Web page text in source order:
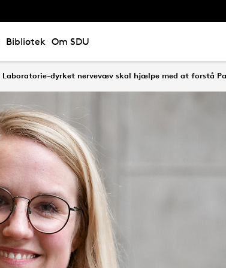
Bibliotek Om SDU
Laboratorie-dyrket nervevæv skal hjælpe med at forstå